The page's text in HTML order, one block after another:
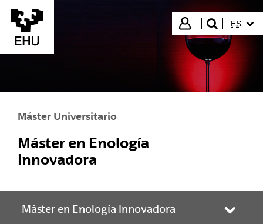
Saltar al contenido principal
Iniciar sesión
buscar"
ES
Máster Universitario
Máster en Enología
Innovadora
Máster en Enología Innovadora